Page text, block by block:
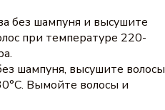
без шампуня и высушите
при температуре 220-
шампуня, высушите волосы
Вымойте волосы и